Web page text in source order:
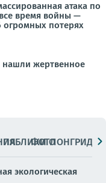
атака по
время войны —
потерях
нашли жертвенное
ПАБЛИКИ
ФОТОЛОНГРИДЫ
экологическая